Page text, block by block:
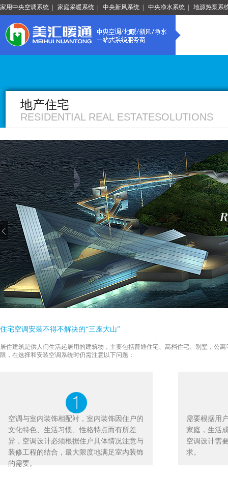
家用中央空调系统 家庭采暖系统 中央新风系统 中央净水系统 地源热泵系
地产住宅
RESIDENTIAL REAL ESTATESOLUTIONS
住宅空调安装不得不解决的“三座大山”
居住建筑是供人们生活起居用的建筑物，主要包括普通住宅、高档住宅、别墅，公
限，在选择和安装空调系统时仍需注意以下问题：
空调与室内装饰相配衬，室内装饰因住户的
文化特色、生活习惯、性格特点而有所差
异，空调设计必须根据住户具体情况注意与
装修工程的结合，最大限度地满足室内装饰
的需要。
需要根据用
家庭，生活
空调设计需
求。